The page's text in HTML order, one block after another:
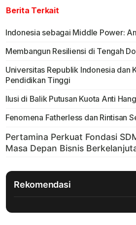
Berita Terkait
Indonesia sebagai Middle Power:
Membangun Resiliensi di Tengah
Universitas Republik Indonesia dan
Pendidikan Tinggi
Ilusi di Balik Putusan Kuota Anti
Fenomena Fatherless dan Rintisan
Rekomendasi